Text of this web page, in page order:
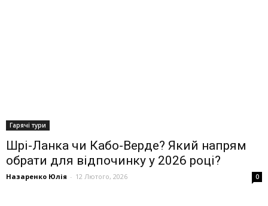
Гарячі тури
Шрі-Ланка чи Кабо-Верде? Який напрям
обрати для відпочинку у 2026 році?
Назаренко Юлія - 12 Лютого, 2026 0